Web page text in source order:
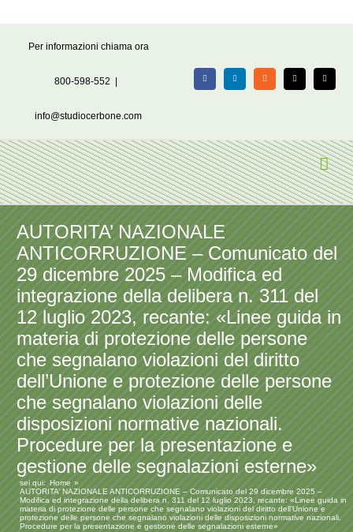
Per informazioni chiama ora
800-598-552
info@studiocerbone.com
FacebookLinkedIn Rss X Email
AUTORITA’ NAZIONALE
ANTICORRUZIONE – Comunicato del
29 dicembre 2025 – Modifica ed
integrazione della delibera n. 311 del
12 luglio 2023, recante: «Linee guida in
materia di protezione delle persone
che segnalano violazioni del diritto
dell’Unione e protezione delle persone
che segnalano violazioni delle
disposizioni normative nazionali.
Procedure per la presentazione e
gestione delle segnalazioni esterne»
sei qui:
Home
AUTORITA’ NAZIONALE ANTICORRUZIONE – Comunicato del 29 dicembre 2025 –
Modifica ed integrazione della delibera n. 311 del 12 luglio 2023, recante: «Linee guida in
materia di protezione delle persone che segnalano violazioni del diritto dell’Unione e
protezione delle persone che segnalano violazioni delle disposizioni normative nazionali.
Procedure per la presentazione e gestione delle segnalazioni esterne»